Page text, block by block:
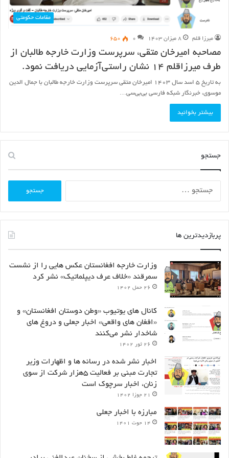
مقامات حکومتی
میرزا قلم ۸ میزان ۱۴۰۳ ۰ ۶۵۰
مصاحبه امیرخان متقی، سرپرست وزارت خارجه طالبان از
طرف میرزاقلم ۱۴ نشان راستی‌آزمایی دریافت نمود.
به تاریخ ۵ اسد سال ۱۴۰۳ امیرخان متقی سرپرست وزارت خارجه طالبان با جمال الدین
موسوی، خبرنگار شبکه فارسی بی‌بی‌سی…
بیشتر بخوانید
جستجو
پربازدیدترین ها
وزارت خارجه افغانستان عکس هایی را از نشست
سمرقند «خلاف عرف دیپلماتیک» نشر کرد
۲۶ حمل ۱۴۰۲
کانال های یوتیوب «وطن دوستان افغانستان» و
«افغان های واقعی» اخبار جعلی و دروغ های
شاخدار نشر می‌کنند
۲۶ ثور ۱۴۰۲
اخبار نشر شده در رسانه ها و اظهارات وزیر
تجارت مبنی بر فعالیت ۵هزار شرکت از سوی
زنان، اخبار سرچوک است
۲۱ جوزا ۱۴۰۲
مبارزه با اخبار جعلی
۱۴ حوت ۱۴۰۱